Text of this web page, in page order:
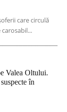
care circulă
Valea Oltului.
în